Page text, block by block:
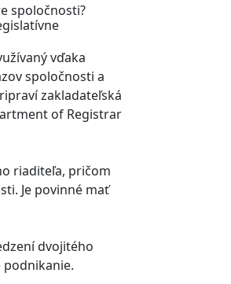
spoločnosti?
vďaka
spoločnosti a
zakladateľská
of Registrar
riaditeľa, pričom
Je povinné mať
dvojitého